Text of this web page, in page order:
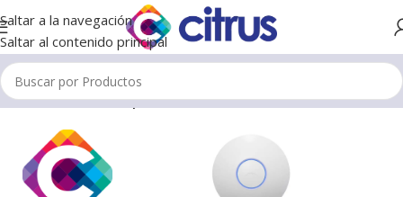
Saltar a la navegación
Saltar al contenido principal
Inicio/Productos etiquetados “N305”